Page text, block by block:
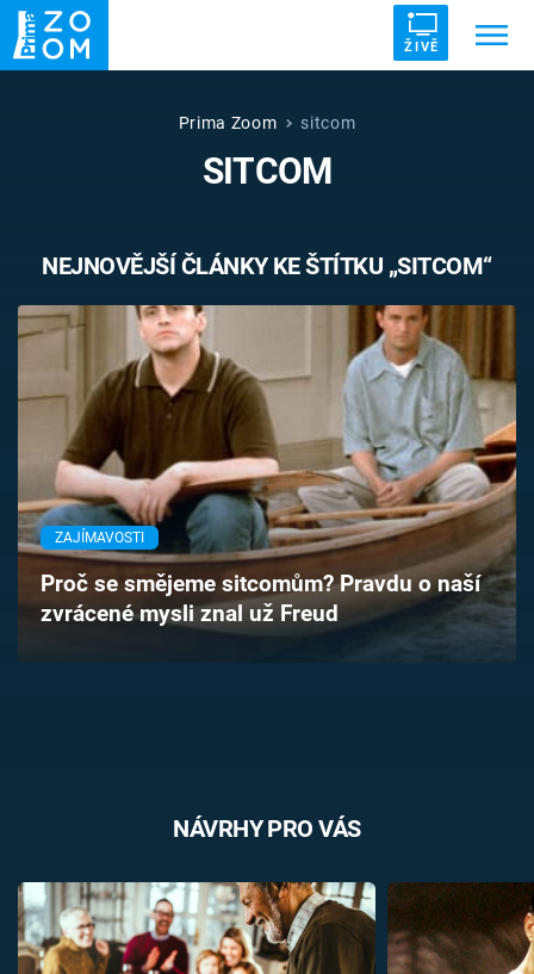
ŽIVĚ
UFO DRUHÁ SVĚTOVÁ VÁLKA
VETŘELCI DÁVNOVĚKU
Témata
Témata
Pořady
TV Program
Časopis
Sledujte prima+
Prima Zoom sitcom
SITCOM
NEJNOVĚJŠÍ ČLÁNKY KE ŠTÍTKU „SITCOM“
ZAJÍMAVOSTI
Proč se smějeme sitcomům? Pravdu o naší
zvrácené mysli znal už Freud
NÁVRHY PRO VÁS